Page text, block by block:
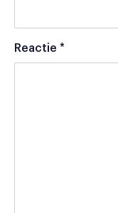
Reactie *